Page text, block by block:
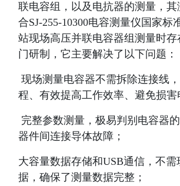
联电容组，以及电抗器的测量，
合SJ-255-10300电容测量仪国家标
站现场高压并联电容器组测量时
门研制，它主要解决了以下问题：
现场测量电容器不需拆除连接线
程、有效提高工作效率、避免损害
完整参数测量，极易判别电容器
器件间连接导体故障；
大容量数据存储和USB通信，不需
据，确保了测量数据完整；